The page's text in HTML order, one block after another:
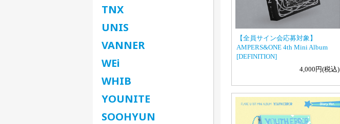
TNX
UNIS
VANNER
WEi
WHIB
YOUNITE
SOOHYUN
【全員サイン会応募対象】
AMPERS&ONE 4th Mini Album
[DEFINITION]
4,000円(税込)